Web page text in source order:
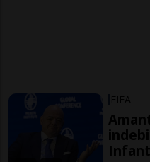
FIFA